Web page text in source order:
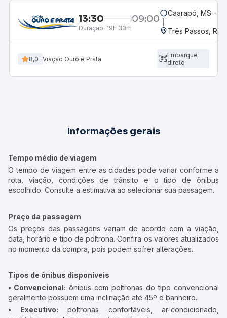
13:30 09:00
Duração: 19h 30m
Caarapó, MS -
Três Passos, RS
8,0 Viação Ouro e Prata
Embarque
direto
Informações gerais
Tempo médio de viagem
O tempo de viagem entre as cidades pode variar conforme a
rota, viação, condições de trânsito e o tipo de ônibus
escolhido. Consulte a estimativa ao selecionar sua passagem.
Preço da passagem
Os preços das passagens variam de acordo com a viação,
data, horário e tipo de poltrona. Confira os valores atualizados
no momento da compra, pois podem sofrer alterações.
Tipos de ônibus disponíveis
• Convencional: ônibus com poltronas do tipo convencional
geralmente possuem uma inclinação até 45º e banheiro.
• Executivo: poltronas confortáveis, ar-condicionado,